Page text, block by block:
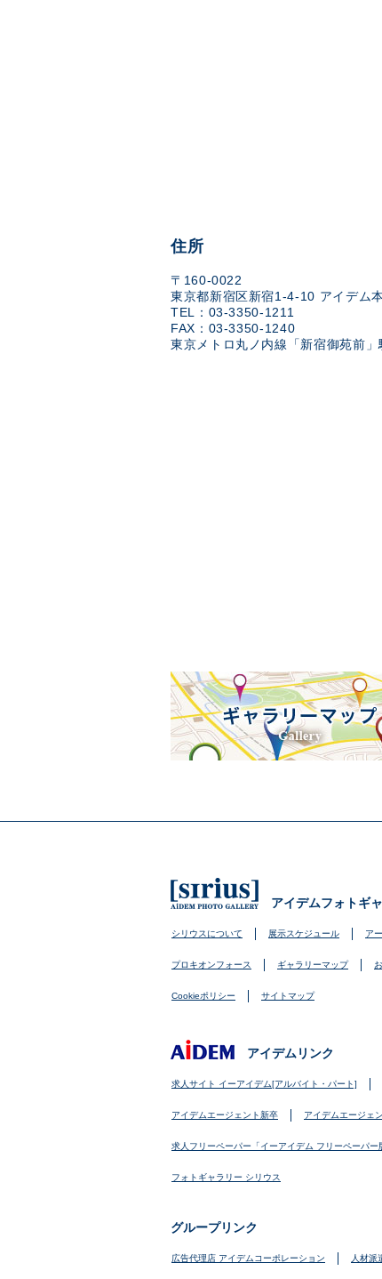
住所
〒160-0022
東京都新宿区新宿1-4-10 アイデム
TEL：03-3350-1211
FAX：03-3350-1240
東京メトロ丸ノ内線「新宿御苑前」
アイデムフォトギ
シリウスについて 展示スケジュール ア
プロキオンフォース ギャラリーマップ
Cookieポリシー サイトマップ
アイデムリンク
求人サイト イーアイデム[アルバイト・パート]
アイデムエージェント新卒 アイデムエージェ
求人フリーペーパー「イーアイデム フリーペーパー
フォトギャラリー シリウス
グループリンク
広告代理店 アイデムコーポレーション 人材派